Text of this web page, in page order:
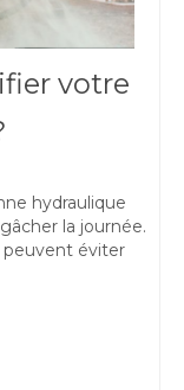
votre
hydraulique
la journée.
peuvent éviter